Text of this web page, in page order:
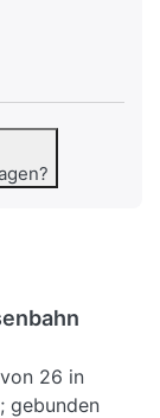
26 in
gebunden